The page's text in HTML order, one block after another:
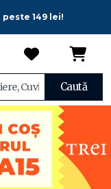
149 lei!
Caută